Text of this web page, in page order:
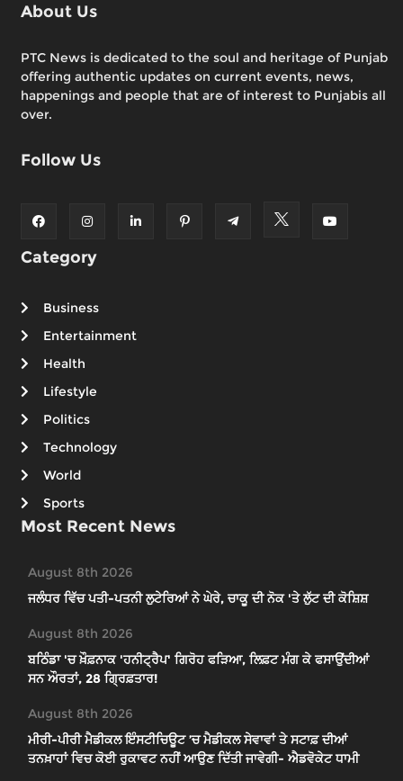
About Us
PTC News is dedicated to the soul and heritage of Punjab
offering authentic updates on current events, news,
happenings and people that are of interest to Punjabis all
over.
Follow Us
Category
Business
Entertainment
Health
Lifestyle
Politics
Technology
World
Sports
Most Recent News
August 8th 2026
ਜਲੰਧਰ ਵਿੱਚ ਪਤੀ-ਪਤਨੀ ਲੁਟੇਰਿਆਂ ਨੇ ਘੇਰੇ, ਚਾਕੂ ਦੀ ਨੋਕ 'ਤੇ ਲੁੱਟ ਦੀ ਕੋਸ਼ਿਸ਼
August 8th 2026
ਬਠਿੰਡਾ 'ਚ ਖ਼ੌਫ਼ਨਾਕ 'ਹਨੀਟ੍ਰੈਪ' ਗਿਰੋਹ ਫੜਿਆ, ਲਿਫ਼ਟ ਮੰਗ ਕੇ ਫਸਾਉਂਦੀਆਂ
ਸਨ ਔਰਤਾਂ, 28 ਗ੍ਰਿਫ਼ਤਾਰ!
August 8th 2026
ਮੀਰੀ-ਪੀਰੀ ਮੈਡੀਕਲ ਇੰਸਟੀਚਿਊਟ ’ਚ ਮੈਡੀਕਲ ਸੇਵਾਵਾਂ ਤੇ ਸਟਾਫ਼ ਦੀਆਂ
ਤਨਖ਼ਾਹਾਂ ਵਿਚ ਕੋਈ ਰੁਕਾਵਟ ਨਹੀਂ ਆਉਣ ਦਿੱਤੀ ਜਾਵੇਗੀ- ਐਡਵੋਕੇਟ ਧਾਮੀ